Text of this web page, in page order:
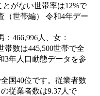
がない世帯率は12%で
（世帯編） 令和4年デー
466,996人、女：
帯数は445,500世帯で全
3年人口動態データを参
国40位です。従業者数
従業者数は9.37人で